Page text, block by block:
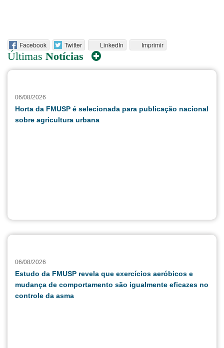
Facebook Twitter LinkedIn Imprimir
Últimas Notícias
06/08/2026
Horta da FMUSP é selecionada para publicação nacional
sobre agricultura urbana
06/08/2026
Estudo da FMUSP revela que exercícios aeróbicos e
mudança de comportamento são igualmente eficazes no
controle da asma